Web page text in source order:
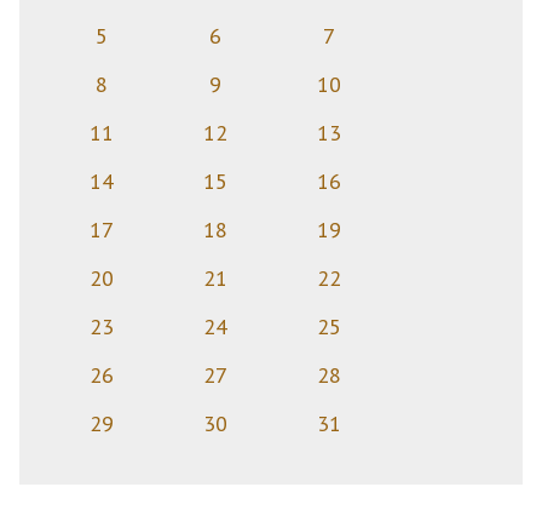
5
6
7
8
9
10
11
12
13
14
15
16
17
18
19
20
21
22
23
24
25
26
27
28
29
30 31